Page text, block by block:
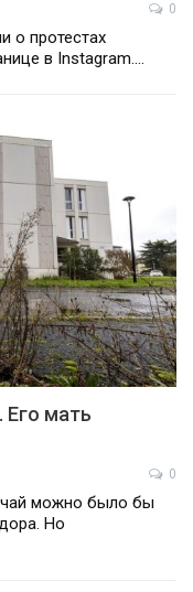
0
о протестах
в Instagram.…
мать
0
можно было бы
Но